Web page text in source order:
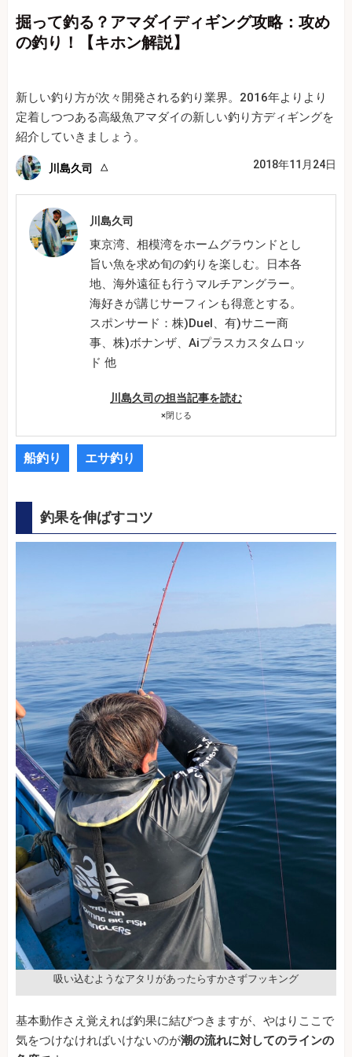
掘って釣る？アマダイディギング攻略：攻め
の釣り！【キホン解説】
新しい釣り方が次々開発される釣り業界。2016年よりより
定着しつつある高級魚アマダイの新しい釣り方ディギングを
紹介していきましょう。
川島久司 2018年11月24日
川島久司
東京湾、相模湾をホームグラウンドとし
旨い魚を求め旬の釣りを楽しむ。日本各
地、海外遠征も行うマルチアングラー。
海好きが講じサーフィンも得意とする。
スポンサード：株)Duel、有)サニー商
事、株)ボナンザ、Aiプラスカスタムロッ
ド 他
川島久司の担当記事を読む
×閉じる
船釣り エサ釣り
釣果を伸ばすコツ
吸い込むようなアタリがあったらすかさずフッキング
基本動作さえ覚えれば釣果に結びつきますが、やはりここで
気をつけなければいけないのが潮の流れに対してのラインの